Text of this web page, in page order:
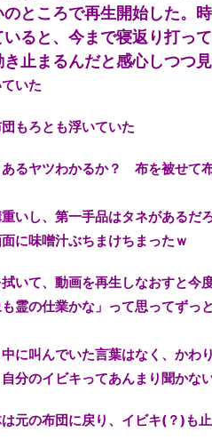
のところで再生開始した。
いると、今まで寝返り打っ
止まるんだと感心しつつ
いた
もろとも浮いていた
るヤツわかるか？ 布を被せて
いし、第一手品はタネがあるだ
に味噌汁ぶちまけちまったｗ
いて、動画を再生しなおすと今
も霊の仕業かな」って思ってず
に叫んでいた言葉はなく、かわ
分のイビキってあんまり聞かな
元の布団に戻り、イビキ(？)も